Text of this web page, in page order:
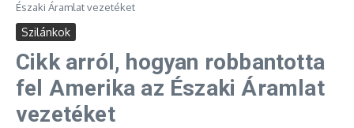
Északi Áramlat vezetéket
Szilánkok
Cikk arról, hogyan robbantotta
fel Amerika az Északi Áramlat
vezetéket